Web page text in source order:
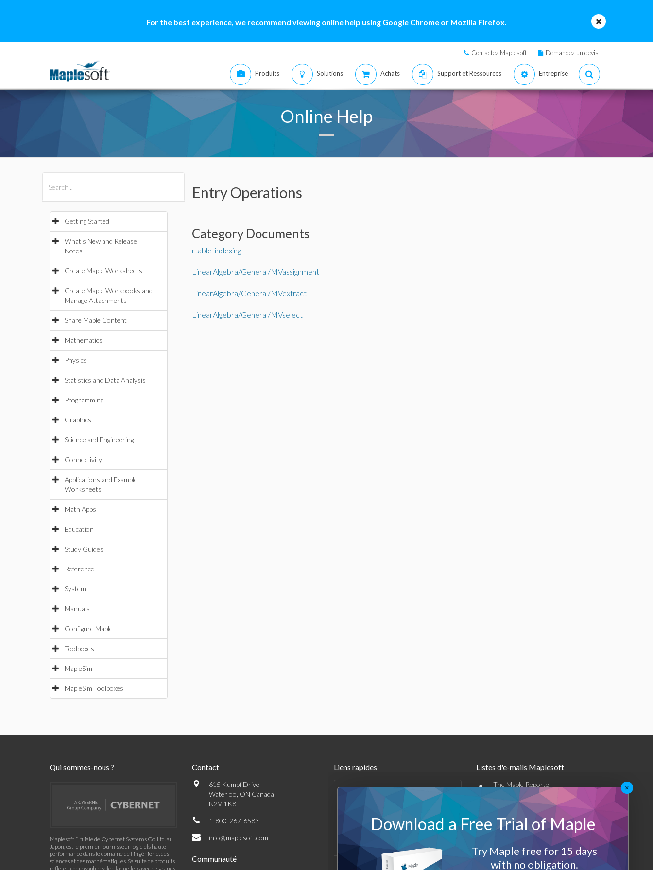
For the best experience, we recommend viewing online help using Google Chrome or Mozilla Firefox.
Contactez Maplesoft Demandez un devis
Produits Solutions Achats Support et Ressources Entreprise
Online Help
Getting Started
What's New and Release
Notes
Create Maple Worksheets
Create Maple Workbooks and
Manage Attachments
Share Maple Content
Mathematics
Physics
Statistics and Data Analysis
Programming
Graphics
Science and Engineering
Connectivity
Applications and Example
Worksheets
Math Apps
Education
Study Guides
Reference
System
Manuals
Configure Maple
Toolboxes
MapleSim
MapleSim Toolboxes
Entry Operations
Category Documents
rtable_indexing
LinearAlgebra/General/MVassignment
LinearAlgebra/General/MVextract
LinearAlgebra/General/MVselect
Qui sommes-nous ?
Maplesoft™, filiale de Cybernet Systems Co. Ltd. au
Japon, est le premier fournisseur logiciels haute
performance dans le domaine de l'ingénierie, des
sciences et des mathématiques. Sa suite de produits
reflète la philosophie selon laquelle « avec de grands
Contact
615 Kumpf Drive
Waterloo, ON Canada
N2V 1K8
1-800-267-6583
info@maplesoft.com
Communauté
Liens rapides
Produits
Support et Ressources
Entreprise
Listes d'e-mails Maplesoft
• The Maple Reporter
Autres offres par e-mail
Maplesoft Membership
Log-Out
×
Download a Free Trial of Maple
Try Maple free for 15 days
with no obligation.